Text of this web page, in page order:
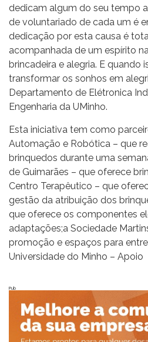
dedicam algum do seu tempo
de voluntariado de cada um é
dedicação por esta causa é
acompanhada de um espírito
brincadeira e alegria. E quando
transformar os sonhos em
Departamento de Elétronica
Engenharia da UMinho.
Esta iniciativa tem como
Automação e Robótica – que
brinquedos durante uma
de Guimarães – que oferece
Centro Terapêutico – que
gestão da atribuição dos
que oferece os componentes
adaptações;a Sociedade
promoção e espaços para
Universidade do Minho – Apoio
Pub